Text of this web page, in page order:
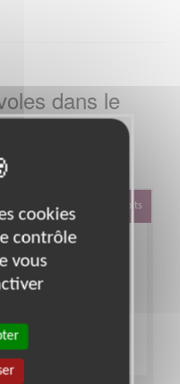
dans le
cette
Défense Des Droits
cookies
contrôle
vous